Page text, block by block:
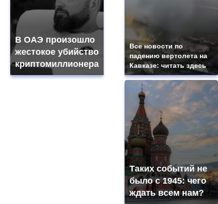
В ОАЭ произошло
жестокое убийство
криптомиллионера
Все новости по
падению вертолета на
Кавказе: читать здесь
Таких событий не
было с 1945: чего
ждать всем нам?